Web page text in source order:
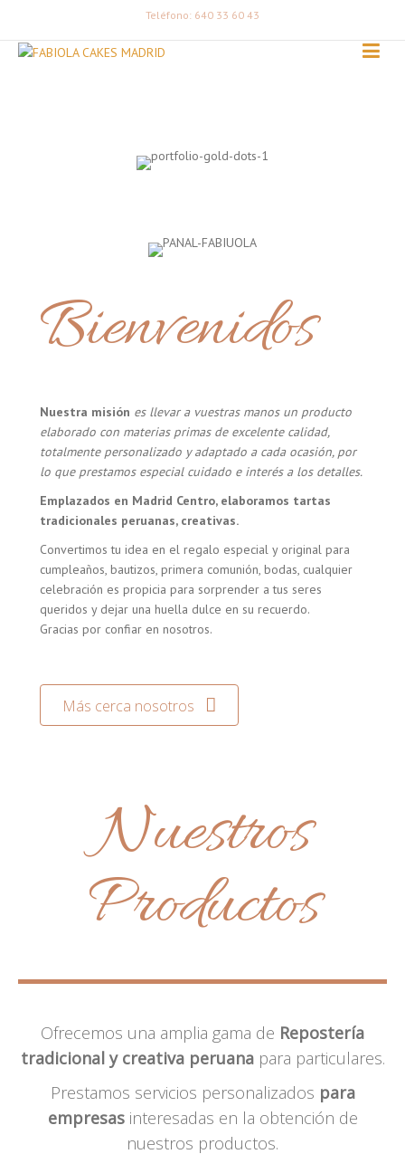
Teléfono: 640 33 60 43
Bienvenidos
Nuestra misión es llevar a vuestras manos un producto
elaborado con materias primas de excelente calidad,
totalmente personalizado y adaptado a cada ocasión, por
lo que prestamos especial cuidado e interés a los detalles.
Emplazados en Madrid Centro, elaboramos tartas
tradicionales peruanas, creativas.
Convertimos tu idea en el regalo especial y original para
cumpleaños, bautizos, primera comunión, bodas, cualquier
celebración es propicia para sorprender a tus seres
queridos y dejar una huella dulce en su recuerdo.
Gracias por confiar en nosotros.
Más cerca nosotros
Nuestros
Productos
Ofrecemos una amplia gama de Repostería
tradicional y creativa peruanapara particulares.
Prestamos servicios personalizados para
empresasinteresadas en la obtención de
nuestros productos.